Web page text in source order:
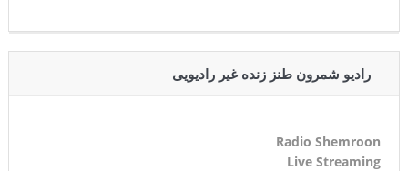
رادیو شمرون طنز زنده غیر رادیویی
Radio Shemroon
Live Streaming